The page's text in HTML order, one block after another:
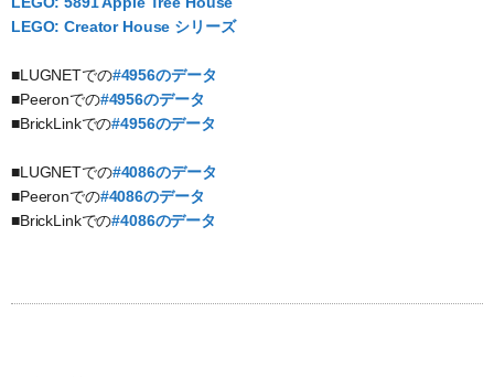
LEGO: Creator House シリーズ
■LUGNETでの#4956のデータ
■Peeronでの#4956のデータ
■BrickLinkでの#4956のデータ
■LUGNETでの#4086のデータ
■Peeronでの#4086のデータ
■BrickLinkでの#4086のデータ